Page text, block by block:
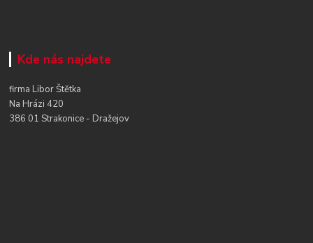
Kde nás najdete
firma Libor Štětka
Na Hrázi 420
386 01 Strakonice - Dražejov